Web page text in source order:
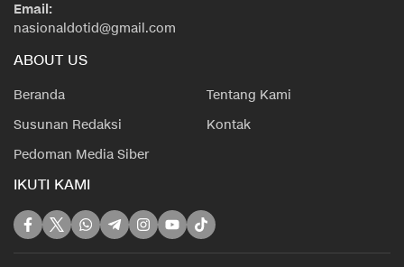
Email:
nasionaldotid@gmail.com
ABOUT US
Beranda
Tentang Kami
Susunan Redaksi
Kontak
Pedoman Media Siber
IKUTI KAMI